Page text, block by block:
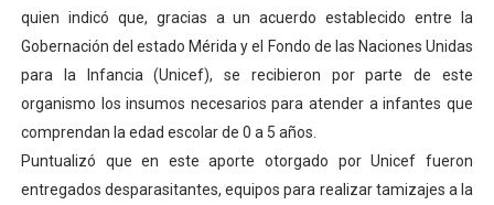
Dictan MasterClass en el marco del Encuentro LAGO
Campo Elías avanza con plan de asfaltado
Encuentro estadal fortalece la coordinación de
Gobernador Arnaldo Sánchez apadrina a más de 993
quien indicó que, gracias a un acuerdo establecido entre la
Gobernación del estado Mérida y el Fondo de las Naciones Unidas
para la Infancia (Unicef), se recibieron por parte de este
organismo los insumos necesarios para atender a infantes que
comprendan la edad escolar de 0 a 5 años.
Puntualizó que en este aporte otorgado por Unicef fueron
entregados desparasitantes, equipos para realizar tamizajes a la